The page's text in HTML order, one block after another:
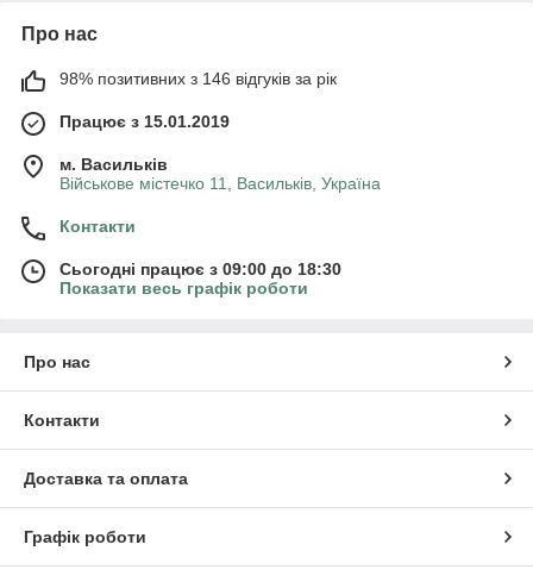
Про нас
98% позитивних з 146 відгуків за рік
Працює з 15.01.2019
м. Васильків
Військове містечко 11, Васильків, Україна
Контакти
Сьогодні працює з 09:00 до 18:30
Показати весь графік роботи
Про нас
Контакти
Доставка та оплата
Графік роботи